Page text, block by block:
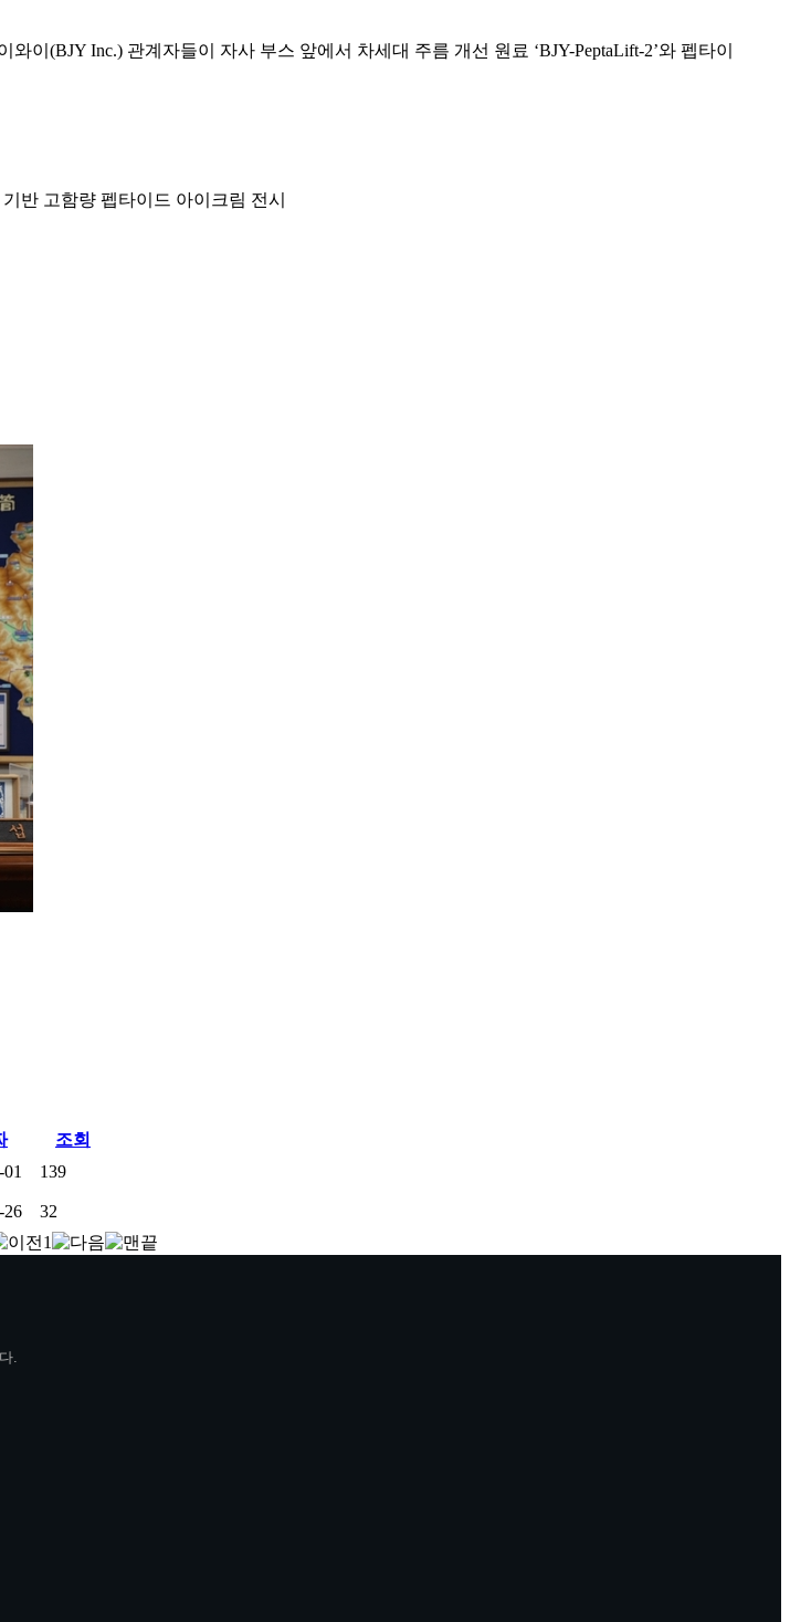
이(BJY Inc.) 관계자들이 자사 부스 앞에서 차세대 주름 개선 원료 ‘BJY-PeptaLift-2’와 펩타이
반 고함량 펩타이드 아이크림 전시
조회
139
26
32
1
.